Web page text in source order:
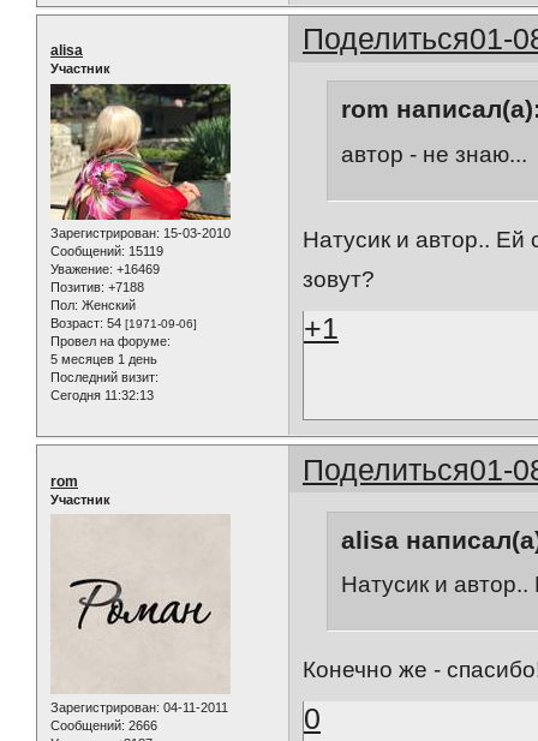
Поделиться01-
alisa
Участник
Зарегистрирован: 15-03-2010
Сообщений: 15119
Уважение: +16469
Позитив: +7188
Пол: Женский
Возраст: 54 [1971-09-06]
Провел на форуме:
5 месяцев 1 день
Последний визит:
Сегодня 11:32:13
rom
автор - не знаю...
Натусик и автор.. Ей
зовут?
+1
Поделиться01-
rom
Участник
Зарегистрирован: 04-11-2011
Сообщений: 2666
alisa
Натусик и
Конечно же -
0